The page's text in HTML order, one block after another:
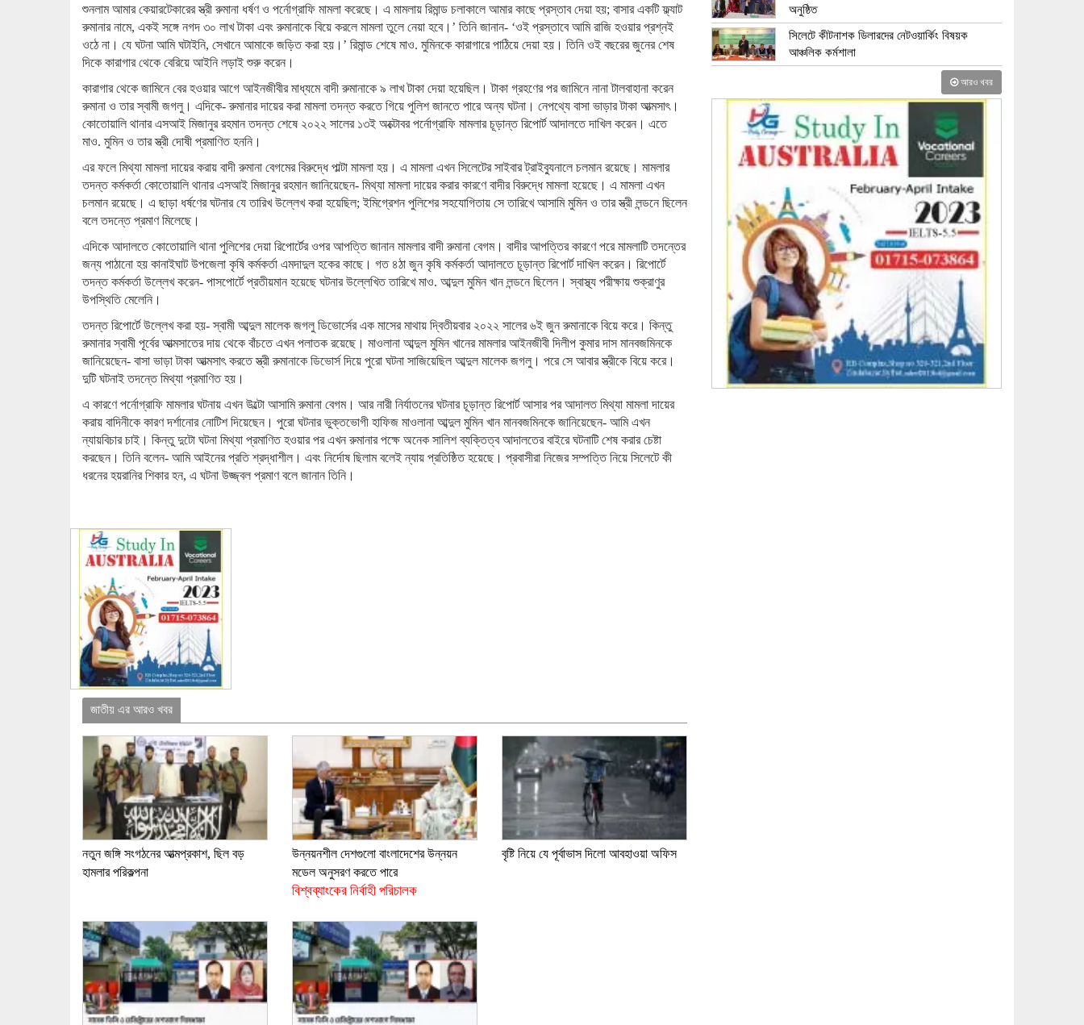
শুনলাম আমার কেয়ারটেকারের স্ত্রী রুমানা ধর্ষণ ও পর্নোগ্রাফি মামলা করেছে। এ মামলায় রিমান্ড চলাকালে আমার কাছে প্রস্তাব দেয়া হয়; বাসার একটি ফ্ল্যাট
রুমানার নামে, একই সঙ্গে নগদ ৩০ লাখ টাকা এবং রুমানাকে বিয়ে করলে মামলা তুলে নেয়া হবে।’ তিনি জানান- ‘ওই প্রস্তাবে আমি রাজি হওয়ার প্রশ্নই
ওঠে না। যে ঘটনা আমি ঘটাইনি, সেখানে আমাকে জড়িত করা হয়।’ রিমান্ড শেষে মাও. মুমিনকে কারাগারে পাঠিয়ে দেয়া হয়। তিনি ওই বছরের জুনের শেষ
দিকে কারাগার থেকে বেরিয়ে আইনি লড়াই শুরু করেন।
কারাগার থেকে জামিনে বের হওয়ার আগে আইনজীবীর মাধ্যমে বাদী রুমানাকে ৯ লাখ টাকা দেয়া হয়েছিল। টাকা গ্রহণের পর জামিনে নানা টালবাহানা করেন
রুমানা ও তার স্বামী জগলু। এদিকে- রুমানার দায়ের করা মামলা তদন্ত করতে গিয়ে পুলিশ জানতে পারে অন্য ঘটনা। নেপথ্যে বাসা ভাড়ার টাকা আত্মসাৎ।
কোতোয়ালি থানার এসআই মিজানুর রহমান তদন্ত শেষে ২০২২ সালের ১৩ই অক্টোবর পর্নোগ্রাফি মামলার চূড়ান্ত রিপোর্ট আদালতে দাখিল করেন। এতে
মাও. মুমিন ও তার স্ত্রী দোষী প্রমাণিত হননি।
এর ফলে মিথ্যা মামলা দায়ের করায় বাদী রুমানা বেগমের বিরুদ্ধে পাল্টা মামলা হয়। এ মামলা এখন সিলেটের সাইবার ট্রাইব্যুনালে চলমান রয়েছে। মামলার
তদন্ত কর্মকর্তা কোতোয়ালি থানার এসআই মিজানুর রহমান জানিয়েছেন- মিথ্যা মামলা দায়ের করার কারণে বাদীর বিরুদ্ধে মামলা হয়েছে। এ মামলা এখন
চলমান রয়েছে। এ ছাড়া ধর্ষণের ঘটনার যে তারিখ উল্লেখ করা হয়েছিল; ইমিগ্রেশন পুলিশের সহযোগিতায় সে তারিখে আসামি মুমিন ও তার স্ত্রী লন্ডনে ছিলেন
বলে তদন্তে প্রমাণ মিলেছে।
এদিকে আদালতে কোতোয়ালি থানা পুলিশের দেয়া রিপোর্টের ওপর আপত্তি জানান মামলার বাদী রুমানা বেগম। বাদীর আপত্তির কারণে পরে মামলাটি তদন্তের
জন্য পাঠানো হয় কানাইঘাট উপজেলা কৃষি কর্মকর্তা এমদাদুল হকের কাছে। গত ৪ঠা জুন কৃষি কর্মকর্তা আদালতে চূড়ান্ত রিপোর্ট দাখিল করেন। রিপোর্টে
তদন্ত কর্মকর্তা উল্লেখ করেন- পাসপোর্টে প্রতীয়মান হয়েছে ঘটনার উল্লেখিত তারিখে মাও. আব্দুল মুমিন খান লন্ডনে ছিলেন। স্বাস্থ্য পরীক্ষায় শুক্রাণুর
উপস্থিতি মেলেনি।
তদন্ত রিপোর্টে উল্লেখ করা হয়- স্বামী আব্দুল মালেক জগলু ডিভোর্সের এক মাসের মাথায় দ্বিতীয়বার ২০২২ সালের ৬ই জুন রুমানাকে বিয়ে করে। কিন্তু
রুমানার স্বামী পূর্বের আত্মসাতের দায় থেকে বাঁচতে এখন পলাতক রয়েছে। মাওলানা আব্দুল মুমিন খানের মামলার আইনজীবী দিলীপ কুমার দাস মানবজমিনকে
জানিয়েছেন- বাসা ভাড়া টাকা আত্মসাৎ করতে স্ত্রী রুমানাকে ডিভোর্স দিয়ে পুরো ঘটনা সাজিয়েছিল আব্দুল মালেক জগলু। পরে সে আবার স্ত্রীকে বিয়ে করে।
দুটি ঘটনাই তদন্তে মিথ্যা প্রমাণিত হয়।
এ কারণে পর্নোগ্রাফি মামলার ঘটনায় এখন উল্টো আসামি রুমানা বেগম। আর নারী নির্যাতনের ঘটনার চূড়ান্ত রিপোর্ট আসার পর আদালত মিথ্যা মামলা দায়ের
করায় বাদিনীকে কারণ দর্শানোর নোটিশ দিয়েছেন। পুরো ঘটনার ভুক্তভোগী হাফিজ মাওলানা আব্দুল মুমিন খান মানবজমিনকে জানিয়েছেন- আমি এখন
ন্যায়বিচার চাই। কিন্তু দুটো ঘটনা মিথ্যা প্রমাণিত হওয়ার পর এখন রুমানার পক্ষে অনেক সালিশ ব্যক্তিত্ব আদালতের বাইরে ঘটনাটি শেষ করার চেষ্টা
করছেন। তিনি বলেন- আমি আইনের প্রতি শ্রদ্ধাশীল। এবং নির্দোষ ছিলাম বলেই ন্যায় প্রতিষ্ঠিত হয়েছে। প্রবাসীরা নিজের সম্পত্তি নিয়ে সিলেটে কী
ধরনের হয়রানির শিকার হন, এ ঘটনা উজ্জ্বল প্রমাণ বলে জানান তিনি।
জাতীয় এর আরও খবর
নতুন জঙ্গি সংগঠনের আত্মপ্রকাশ, ছিল বড়
হামলার পরিকল্পনা
উন্নয়নশীল দেশগুলো বাংলাদেশের উন্নয়ন
মডেল অনুসরণ করতে পারে
বিশ্বব্যাংকের নির্বাহী পরিচালক
বৃষ্টি নিয়ে যে পূর্বাভাস দিলো আবহাওয়া অফিস
অনুষ্ঠিত
সিলেটে কীটনাশক ডিলারদের নেটওয়ার্কিং বিষয়ক
আঞ্চলিক কর্মশালা
আরও খবর